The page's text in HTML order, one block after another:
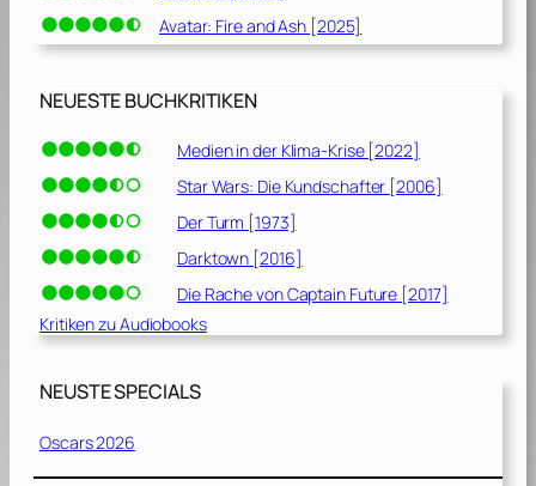
“
[
0
0
9
]
Avatar: Fire and Ash [2025]
NEUESTE BUCHKRITIKEN
Medien in der Klima-Krise [2022]
Star Wars: Die Kundschafter [2006]
Der Turm [1973]
Darktown [2016]
Die Rache von Captain Future [2017]
Kritiken zu Audiobooks
NEUSTE SPECIALS
Oscars 2026